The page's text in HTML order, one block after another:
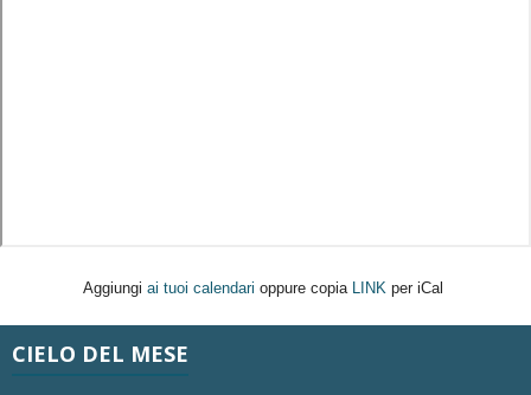
Aggiungi ai tuoi calendari oppure copia LINK per iCal
CIELO DEL MESE